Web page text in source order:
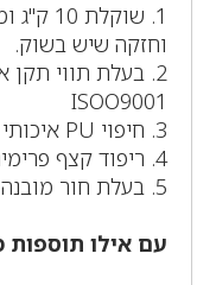
וחזקה שיש בשוק.
ISOO9001
3. חיפוי PU איכותי למניעת חדירת שמנים.
4. ריפוד קצף פרימיה דחוס ואיכותי.
5. בעלת חור מובנה לראש לנוחות מריבית.
עם אילו תוספות